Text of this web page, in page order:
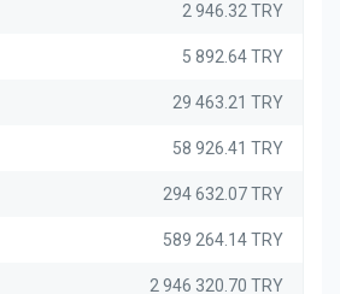
2 946.32 TRY
5 892.64 TRY
29 463.21 TRY
58 926.41 TRY
294 632.07 TRY
589 264.14 TRY
2 946 320.70 TRY